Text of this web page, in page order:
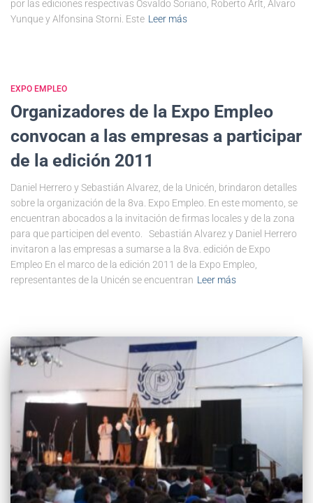
por las ediciones respectivas Osvaldo Soriano, Roberto Arlt, Alvaro
Yunque y Alfonsina Storni. Este Leer más
EXPO EMPLEO
Organizadores de la Expo Empleo
convocan a las empresas a participar
de la edición 2011
Daniel Herrero y Sebastián Alvarez, de la Unicén, brindaron detalles
sobre la organización de la 8va. Expo Empleo. En este momento, se
encuentran abocados a la invitación de firmas locales y de la zona
para que participen del evento. Sebastián Alvarez y Daniel Herrero
invitaron a las empresas a sumarse a la 8va. edición de Expo
Empleo En el marco de la edición 2011 de la Expo Empleo,
representantes de la Unicén se encuentran Leer más